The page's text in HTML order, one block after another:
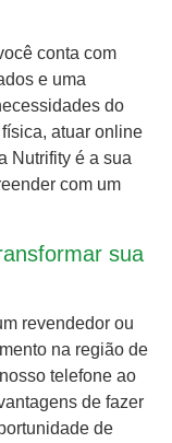
conta com
e uma
do
atuar online
Nutrifity é a sua
com um
sua
revendedor ou
na região de
telefone ao
de fazer
de